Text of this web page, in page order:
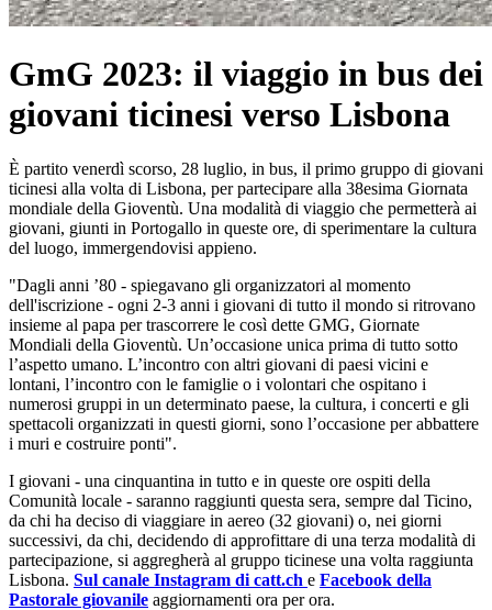
GmG 2023: il viaggio in bus dei
giovani ticinesi verso Lisbona
È partito venerdì scorso, 28 luglio, in bus, il primo gruppo di giovani
ticinesi alla volta di Lisbona, per partecipare alla 38esima Giornata
mondiale della Gioventù. Una modalità di viaggio che permetterà ai
giovani, giunti in Portogallo in queste ore, di sperimentare la cultura
del luogo, immergendovisi appieno.
"Dagli anni ’80 - spiegavano gli organizzatori al momento
dell'iscrizione - ogni 2-3 anni i giovani di tutto il mondo si ritrovano
insieme al papa per trascorrere le così dette GMG, Giornate
Mondiali della Gioventù. Un’occasione unica prima di tutto sotto
l’aspetto umano. L’incontro con altri giovani di paesi vicini e
lontani, l’incontro con le famiglie o i volontari che ospitano i
numerosi gruppi in un determinato paese, la cultura, i concerti e gli
spettacoli organizzati in questi giorni, sono l’occasione per abbattere
i muri e costruire ponti".
I giovani - una cinquantina in tutto e in queste ore ospiti della
Comunità locale - saranno raggiunti questa sera, sempre dal Ticino,
da chi ha deciso di viaggiare in aereo (32 giovani) o, nei giorni
successivi, da chi, decidendo di approfittare di una terza modalità di
partecipazione, si aggregherà al gruppo ticinese una volta raggiunta
Lisbona. Sul canale Instagram di catt.ch e Facebook della
Pastorale giovanile aggiornamenti ora per ora.